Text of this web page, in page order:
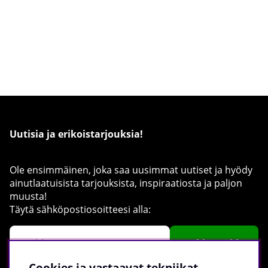
Uutisia ja erikoistarjouksia!
Ole ensimmäinen, joka saa uusimmat uutiset ja hyödy
ainutlaatuisista tarjouksista, inspiraatiosta ja paljon
muusta!
Täytä sähköpostiosoitteesi alla:
Rekisteröidy